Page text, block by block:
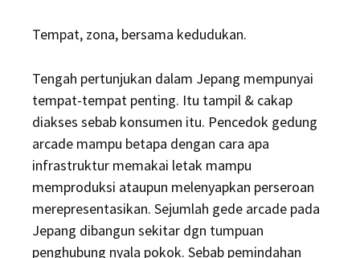
Tempat, zona, bersama kedudukan.
Tengah pertunjukan dalam Jepang mempunyai
tempat-tempat penting. Itu tampil & cakap
diakses sebab konsumen itu. Pencedok gedung
arcade mampu betapa dengan cara apa
infrastruktur memakai letak mampu
memproduksi ataupun melenyapkan perseroan
merepresentasikan. Sejumlah gede arcade pada
Jepang dibangun sekitar dgn tumpuan
penghubung nyala pokok. Sebab pemindahan